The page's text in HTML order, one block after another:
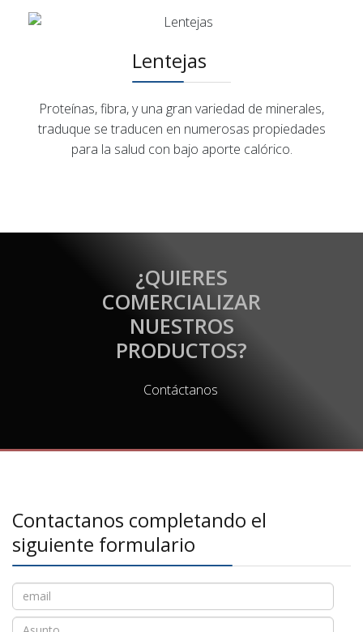
Lentejas
Proteínas, fibra, y una gran variedad de minerales,
traduque se traducen en numerosas propiedades
para la salud con bajo aporte calórico.
¿QUIERES
COMERCIALIZAR
NUESTROS
PRODUCTOS?
Contáctanos
Contactanos completando el
siguiente formulario